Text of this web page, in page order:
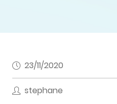
23/11/2020
stephane